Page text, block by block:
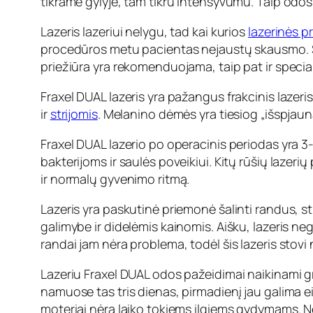
Lazeris lazeriui nelygu, tad kai kurios lazerinės
procedūros metu pacientas nejaustų
priežiūra yra rekomenduojama, taip pat ir
Fraxel DUAL lazeris yra pažangus frakcinis
ir strijomis. Melanino dėmės yra tiesiog
Fraxel DUAL lazerio po operacinis periodas
bakterijoms ir saulės poveikiui. Kitų rūšių
ir normalų gyvenimo ritmą.
Lazeris yra paskutinė priemonė šalinti randus,
galimybe ir didelėmis kainomis. Aišku, lazeris
randai jam nėra problema, todėl šis lazeris
Lazeriu Fraxel DUAL odos pažeidimai
namuose tas tris dienas, pirmadienį jau galima
moteriai nėra laiko tokiems ilgiems gydymams.